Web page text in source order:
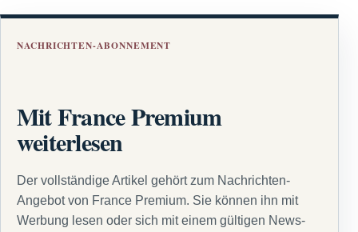
NACHRICHTEN-ABONNEMENT
Mit France Premium
weiterlesen
Der vollständige Artikel gehört zum Nachrichten-
Angebot von France Premium. Sie können ihn mit
Werbung lesen oder sich mit einem gültigen News-